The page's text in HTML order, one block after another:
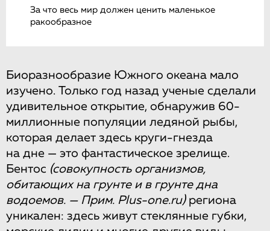
За что весь мир должен ценить маленькое
ракообразное
Биоразнообразие Южного океана мало
изучено. Только год назад ученые сделали
удивительное открытие, обнаружив 60-
миллионные популяции ледяной рыбы,
которая делает здесь круги-гнезда
на дне — это фантастическое зрелище.
Бентос (совокупность организмов,
обитающих на грунте и в грунте дна
водоемов. — Прим. Plus-one.ru)региона
уникален: здесь живут стеклянные губки,